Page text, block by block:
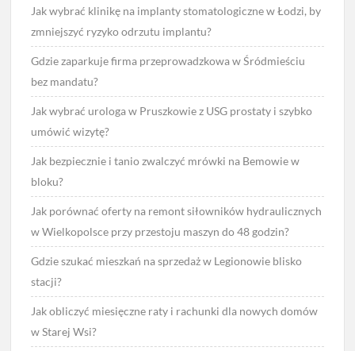
Jak wybrać klinikę na implanty stomatologiczne w Łodzi, by
zmniejszyć ryzyko odrzutu implantu?
Gdzie zaparkuje firma przeprowadzkowa w Śródmieściu
bez mandatu?
Jak wybrać urologa w Pruszkowie z USG prostaty i szybko
umówić wizytę?
Jak bezpiecznie i tanio zwalczyć mrówki na Bemowie w
bloku?
Jak porównać oferty na remont siłowników hydraulicznych
w Wielkopolsce przy przestoju maszyn do 48 godzin?
Gdzie szukać mieszkań na sprzedaż w Legionowie blisko
stacji?
Jak obliczyć miesięczne raty i rachunki dla nowych domów
w Starej Wsi?